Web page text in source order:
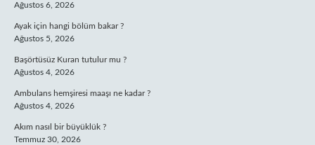
Ağustos 6, 2026
Ayak için hangi bölüm bakar ?
Ağustos 5, 2026
Başörtüsüz Kuran tutulur mu ?
Ağustos 4, 2026
Ambulans hemşiresi maaşı ne kadar ?
Ağustos 4, 2026
Akım nasıl bir büyüklük ?
Temmuz 30, 2026